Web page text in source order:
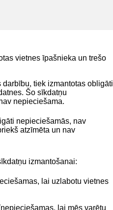
vietnes īpašnieka un trešo
tiek izmantotas obligāti
Šo sīkdatņu
nepieciešama.
nepieciešamās, nav
atzīmēta un nav
izmantošanai:
lai uzlabotu vietnes
lai mēs varētu
Privātuma politika
Lapas karte
paziņojums
Kontakti
dienesta tālrunis: